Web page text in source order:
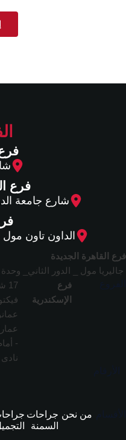
فرع
شارع جامعة
الداون تاون مول -
فرع القاهرة الجديدة
جاليريا مول _ الدور الثاني_ وحدة ٢١ _ ش التسعين الجنوبي
فرع
الإسكندرية
-
من نحن جراحات
السمنة